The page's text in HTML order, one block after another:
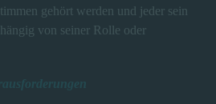
gehört werden und jeder sein
von seiner Rolle oder